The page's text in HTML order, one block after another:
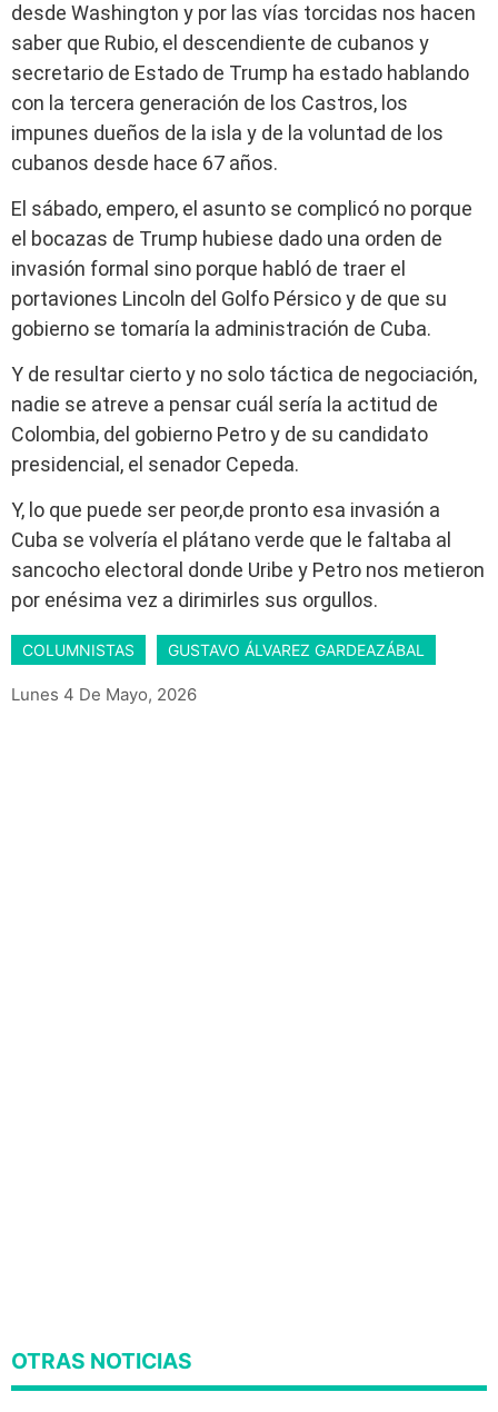
desde Washington y por las vías torcidas nos hacen
saber que Rubio, el descendiente de cubanos y
secretario de Estado de Trump ha estado hablando
con la tercera generación de los Castros, los
impunes dueños de la isla y de la voluntad de los
cubanos desde hace 67 años.
El sábado, empero, el asunto se complicó no porque
el bocazas de Trump hubiese dado una orden de
invasión formal sino porque habló de traer el
portaviones Lincoln del Golfo Pérsico y de que su
gobierno se tomaría la administración de Cuba.
Y de resultar cierto y no solo táctica de negociación,
nadie se atreve a pensar cuál sería la actitud de
Colombia, del gobierno Petro y de su candidato
presidencial, el senador Cepeda.
Y, lo que puede ser peor,de pronto esa invasión a
Cuba se volvería el plátano verde que le faltaba al
sancocho electoral donde Uribe y Petro nos metieron
por enésima vez a dirimirles sus orgullos.
COLUMNISTAS GUSTAVO ÁLVAREZ GARDEAZÁBAL
Lunes 4 De Mayo, 2026
OTRAS NOTICIAS